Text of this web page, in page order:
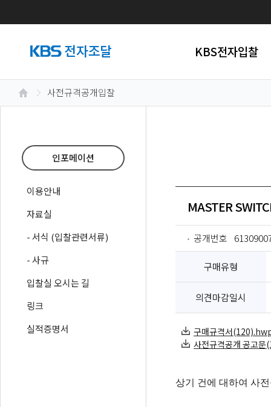
KBS전자입찰
사전규격공개입찰
인포메이션
이용안내
자료실
- 서식 (입찰관련서류)
- 사규
입찰실 오시는 길
링크
실적증명서
MASTER
공개번호
구매유형
의견마감일시
구매규격서
사전규격공개 공고
상기 건에 대하여 사